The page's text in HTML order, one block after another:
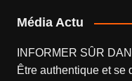
Média Actu
INFORMER SÛR
Être authentique et se